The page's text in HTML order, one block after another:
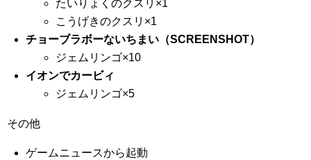
たいりょくのクスリ×1
こうげきのクスリ×1
チョーブラボーないちまい（SCREENSHOT）
ジェムリンゴ×10
イオンでカービィ
ジェムリンゴ×5
その他
ゲームニュースから起動